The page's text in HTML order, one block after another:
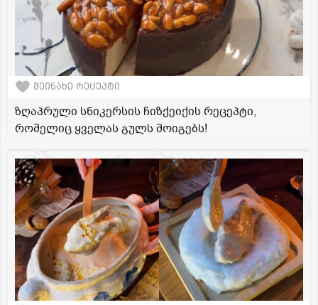
შეინახე რეცეპტი
ზღაპრული სნიკერსის ჩიზქეიქის რეცეპტი,
რომელიც ყველას გულს მოიგებს!